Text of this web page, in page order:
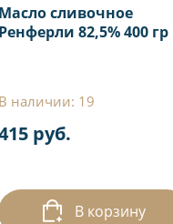
сливочное
82,5% 400 гр
наличии: 19
руб.
В корзину